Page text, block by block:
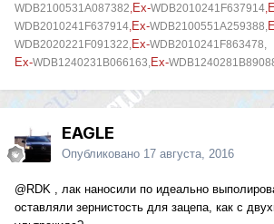
WDB2100531A087382,Ex-WDB2010241F637914,
WDB2010241F637914,Ex-WDB2100551A259388,
WDB2020221F091322,Ex-WDB2010241F863478,
Ex-WDB1240231B066163,Ex-
EAGLE
Опубликовано 17 августа, 2016
@RDK , лак наносили по идеально
оставляли зернистость для зацепа, как с